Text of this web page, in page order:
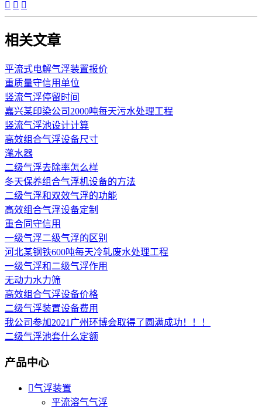
  
相关文章
平流式电解气浮装置报价
重质量守信用单位
竖流气浮停留时间
嘉兴某印染公司2000吨每天污水处理工程
竖流气浮池设计计算
高效组合气浮设备尺寸
滗水器
二级气浮去除率怎么样
冬天保养组合气浮机设备的方法
二级气浮和双效气浮的功能
高效组合气浮设备定制
重合同守信用
一级气浮二级气浮的区别
河北某钢铁600吨每天冷轧废水处理工程
一级气浮和二级气浮作用
无动力水力筛
高效组合气浮设备价格
二级气浮装置设备费用
我公司参加2021广州环博会取得了圆满成功！！！
二级气浮池套什么定额
产品中心
气浮装置
平流溶气气浮